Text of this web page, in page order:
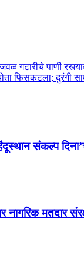
गटारीचे पाणी
फिसकटला; दुरंगी
संकल्प दिना’च्या
मतदार